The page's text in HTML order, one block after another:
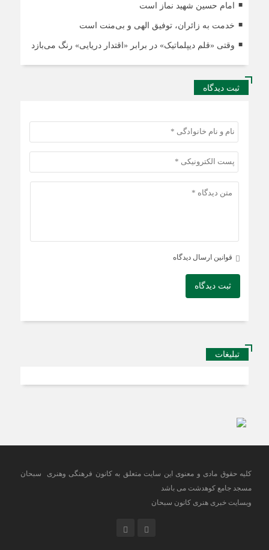
امام حسین شهید نماز است
خدمت به زائران، توفیق الهی و بی‌منت است
وقتی «قلم دیپلماتیک» در برابر «اقتدار دریایی» رنگ می‌بازد
ثبت دیدگاه
قوانین ارسال دیدگاه
ثبت دیدگاه
تبلیغات
کلیه حقوق مادی و معنوی این سایت متعلق به کانون فرهنگی وهنری سبحان
مسجد جامع کوهدشت می باشد
وبسایت خبری هنری کانون سبحان